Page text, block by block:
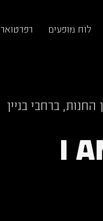
לוח מופעים רפרטואר
החנות, ברחבי בניין
I